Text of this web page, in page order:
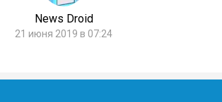
News Droid
21 июня 2019 в 07:24